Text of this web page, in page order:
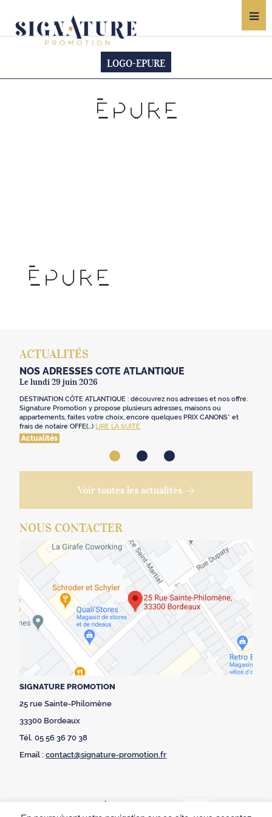
LOGO-EPURE
ACTUALITÉS
NOS ADRESSES CÔTE ATLANTIQUE
Le lundi 29 juin 2026
DESTINATION CÔTE ATLANTIQUE : découvrez nos adresses et nos offre.
Signature Promotion y propose plusieurs adresses, maisons ou
appartements, faites votre choix, encore quelques PRIX CANONS* et
frais de notaire OFFE(...) LIRE LA SUITE
Actualités
Voir toutes les actualités
NOUS CONTACTER
SIGNATURE PROMOTION
25 rue Sainte-Philomène
33300 Bordeaux
Tél. 05 56 36 70 38
Email :contact@signature-promotion.fr